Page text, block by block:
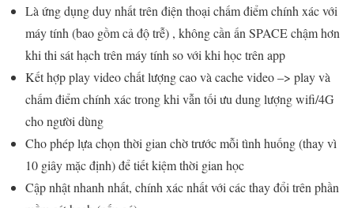
Là ứng dụng duy nhất trên điện thoại chấm điểm chính xác với
máy tính (bao gồm cả độ trễ) , không cần ấn SPACE chậm hơn
khi thi sát hạch trên máy tính so với khi học trên app
Kết hợp play video chất lượng cao và cache video –> play và
chấm điểm chính xác trong khi vẫn tối ưu dung lượng wifi/4G
cho người dùng
Cho phép lựa chọn thời gian chờ trước mỗi tình huống (thay vì
10 giây mặc định) để tiết kiệm thời gian học
Cập nhật nhanh nhất, chính xác nhất với các thay đổi trên phần